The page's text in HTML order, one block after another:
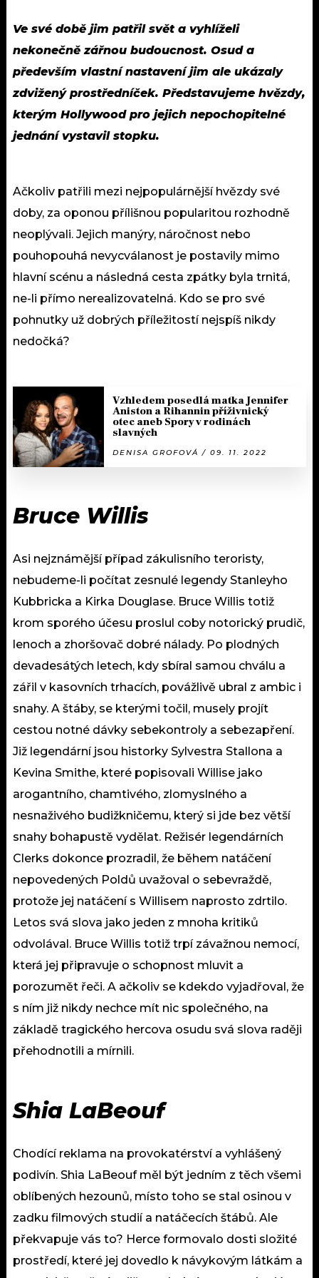
Ve své době jim patřil svět a vyhlíželi
nekonečně zářnou budoucnost. Osud a
především vlastní nastavení jim ale ukázaly
zdvižený prostředníček. Představujeme hvězdy,
kterým Hollywood pro jejich nepochopitelné
jednání vystavil stopku.
Ačkoliv patřili mezi nejpopulárnější hvězdy své
doby, za oponou přílišnou popularitou rozhodně
neoplývali. Jejich manýry, náročnost nebo
pouhopouhá nevycválanost je postavily mimo
hlavní scénu a následná cesta zpátky byla trnitá,
ne-li přímo nerealizovatelná. Kdo se pro své
pohnutky už dobrých příležitostí nejspíš nikdy
nedočká?
Vzhledem posedlá matka Jennifer
Aniston a Rihannin příživnický
otec aneb Spory v rodinách
slavných
DENISA GROFOVÁ / 09. 11. 2022
Bruce Willis
Asi nejznámější případ zákulisního teroristy,
nebudeme-li počítat zesnulé legendy Stanleyho
Kubbricka a Kirka Douglase. Bruce Willis totiž
krom sporého účesu proslul coby notorický prudič,
lenoch a zhoršovač dobré nálady. Po plodných
devadesátých letech, kdy sbíral samou chválu a
zářil v kasovních trhacích, povážlivě ubral z ambic i
snahy. A štáby, se kterými točil, musely projít
cestou notné dávky sebekontroly a sebezapření.
Již legendární jsou historky Sylvestra Stallona a
Kevina Smithe, které popisovali Willise jako
arogantního, chamtivého, zlomyslného a
nesnaživého budižkničemu, který si jde bez větší
snahy bohapustě vydělat. Režisér legendárních
Clerks dokonce prozradil, že během natáčení
nepovedených Poldů uvažoval o sebevraždě,
protože jej natáčení s Willisem naprosto zdrtilo.
Letos svá slova jako jeden z mnoha kritiků
odvolával. Bruce Willis totiž trpí závažnou nemocí,
která jej připravuje o schopnost mluvit a
porozumět řeči. A ačkoliv se kdekdo vyjadřoval, že
s ním již nikdy nechce mít nic společného, na
základě tragického hercova osudu svá slova raději
přehodnotili a mírnili.
Shia LaBeouf
Chodící reklama na provokatérství a vyhlášený
podivín. Shia LaBeouf měl být jedním z těch všemi
oblíbených hezounů, místo toho se stal osinou v
zadku filmových studií a natáčecích štábů. Ale
překvapuje vás to? Herce formovalo dosti složité
prostředí, které jej dovedlo k návykovým látkám a